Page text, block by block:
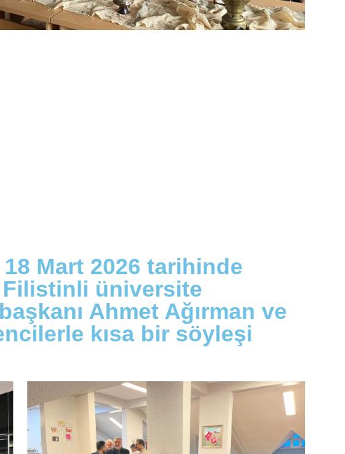
Mart 2026 tarihinde
Filistinli üniversite
Ahmet Ağırman ve
kısa bir söyleşi